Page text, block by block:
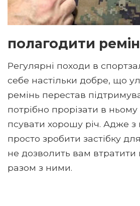
полагодити
Регулярні походи в
себе настільки добре, що
ремінь перестав
потрібно прорізати в ньому
псувати хорошу річ. Адже з
просто зробити застібку
не дозволить вам втратити
разом з ними.